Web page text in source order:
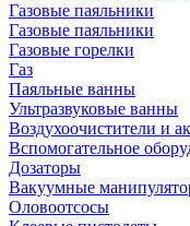
Газовые паяльники
Газовые паяльники
Газовые горелки
Газ
Паяльные ванны
Ультразвуковые ванны
Воздухоочистители и
Вспомогательное
Дозаторы
Вакуумные
Оловоотсосы